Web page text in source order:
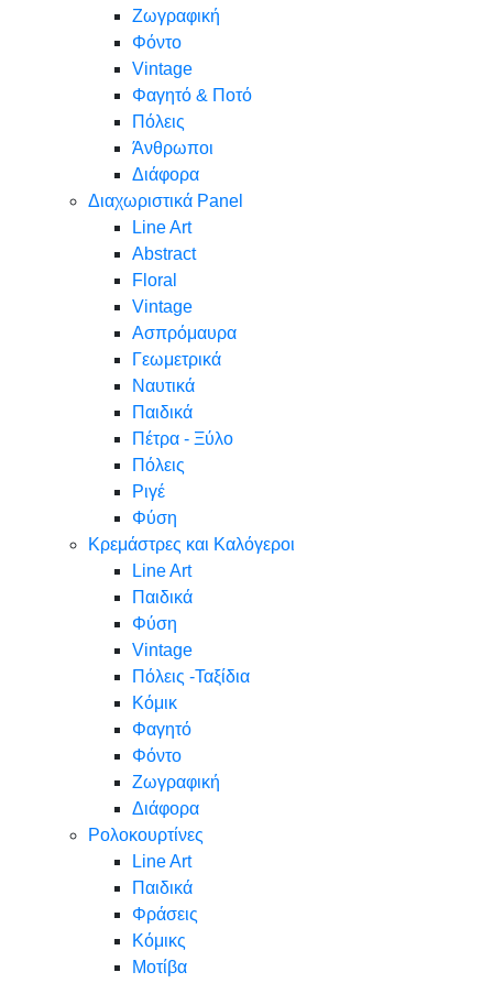
Ζωγραφική
Φόντο
Vintage
Φαγητό & Ποτό
Πόλεις
Άνθρωποι
Διάφορα
Διαχωριστικά Panel
Line Art
Abstract
Floral
Vintage
Ασπρόμαυρα
Γεωμετρικά
Ναυτικά
Παιδικά
Πέτρα - Ξύλο
Πόλεις
Ριγέ
Φύση
Κρεμάστρες και Καλόγεροι
Line Art
Παιδικά
Φύση
Vintage
Πόλεις -Ταξίδια
Κόμικ
Φαγητό
Φόντο
Ζωγραφική
Διάφορα
Ρολοκουρτίνες
Line Art
Παιδικά
Φράσεις
Κόμικς
Μοτίβα